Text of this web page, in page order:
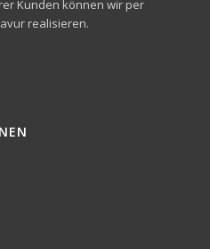
Kunden können wir per
realisieren.